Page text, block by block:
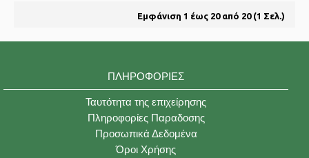
Εμφάνιση 1 έως 20 από 20 (1 Σελ.)
ΠΛΗΡΟΦΟΡΊΕΣ
Ταυτότητα της επιχείρησης
Πληροφορίες Παραδοσης
Προσωπικά Δεδομένα
Όροι Χρήσης